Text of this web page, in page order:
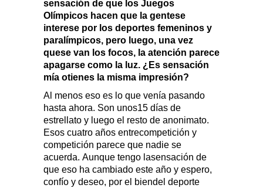
sensación de que los Juegos
Olímpicos hacen que la gentese
interese por los deportes femeninos y
paralímpicos, pero luego, una vez
quese van los focos, la atención parece
apagarse como la luz. ¿Es sensación
mía otienes la misma impresión?
Al menos eso es lo que venía pasando
hasta ahora. Son unos15 días de
estrellato y luego el resto de anonimato.
Esos cuatro años entrecompetición y
competición parece que nadie se
acuerda. Aunque tengo lasensación de
que eso ha cambiado este año y espero,
confío y deseo, por el biendel deporte